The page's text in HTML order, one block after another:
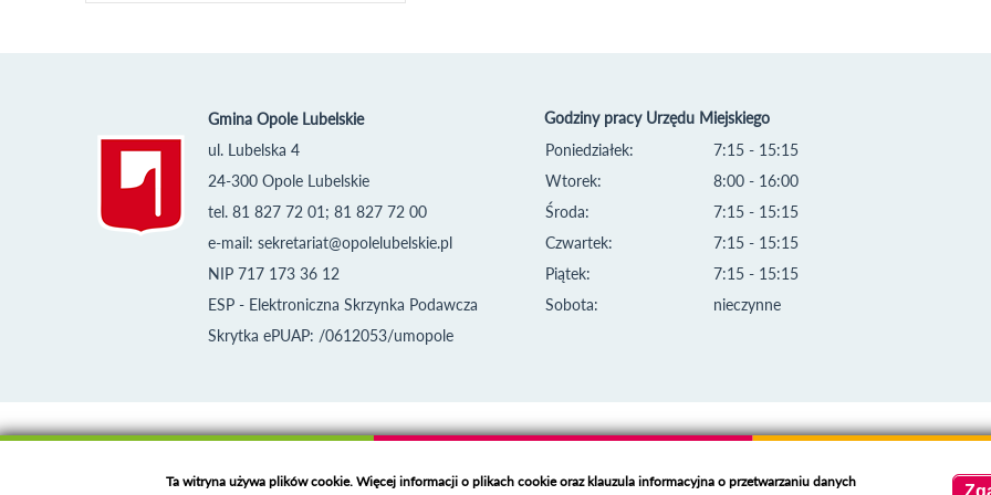
Gmina Opole Lubelskie
ul. Lubelska 4
24-300 Opole Lubelskie
tel. 81 827 72 01; 81 827 72 00
e-mail: sekretariat@opolelubelskie.pl
NIP 717 173 36 12
ESP - Elektroniczna Skrzynka Podawcza
Skrytka ePUAP: /0612053/umopole
Godziny pracy Urzędu Miejskiego
Poniedziałek:
Wtorek:
Środa:
Czwartek:
Piątek:
Sobota:
7:15 - 15:15
8:00 - 16:00
7:15 - 15:15
7:15 - 15:15
7:15 - 15:15
nieczynne
Deklaracja dostępnościTa witryna używa plików cookie. Więcej informacji o plikach cookie oraz klauzula informacyjna o przetwarzaniu danych